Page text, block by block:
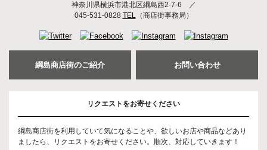
神奈川県横浜市港北区綱島西2-7-6
／
045-531-0828 TEL（商店街事務局）
綱島商店街のご紹介 お問い合わせ
リクエストをお寄せください
綱島商店街を利用していて気になることや、欲しいお店や商品などあり
ましたら、リクエストをお寄せください。順次、対応していきます！